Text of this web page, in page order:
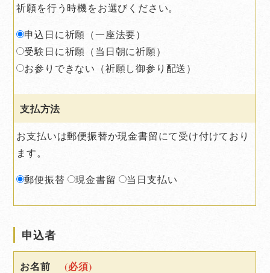
祈願を行う時機をお選びください。
申込日に祈願（一座法要）
受験日に祈願（当日朝に祈願）
お参りできない（祈願し御参り配送）
支払方法
お支払いは郵便振替か現金書留にて受け付けており
ます。
郵便振替 現金書留 当日支払い
申込者
お名前 (必須)